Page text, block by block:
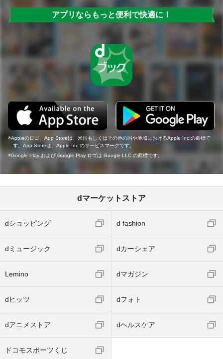
アプリならもっと便利で快適に！
Appleのロゴ、App Storeは、米国もしくはその他の国や地域におけるApple Inc.の商標で
す。App Storeは、Apple Inc.のサービスマークです。
Google Play および Google Play ロゴは Google LLC の商標です。
dマーケットストア
dショッピング d fashion
dミュージック dカーシェア
Lemino dマガジン
dヒッツ dフォト
dアニメストア dヘルスケア
ドコモスポーツくじ